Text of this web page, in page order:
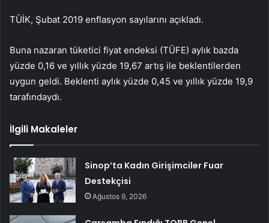
TÜİK, Şubat 2019 enflasyon sayılarını açıkladı.
Buna nazaran tüketici fiyat endeksi (TÜFE) aylık bazda
yüzde 0,16 ve yıllık yüzde 19,67 artış ile beklentilerden
uygun geldi. Beklenti aylık yüzde 0,45 ve yıllık yüzde 19,9
tarafındaydı.
İlgili Makaleler
Sinop’ta Kadın Girişimciler Fuar
Destekçisi
Ağustos 9, 2026